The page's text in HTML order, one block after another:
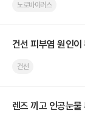
노로바이러스
건선 피부염 원인이
건선
렌즈 끼고 인공눈